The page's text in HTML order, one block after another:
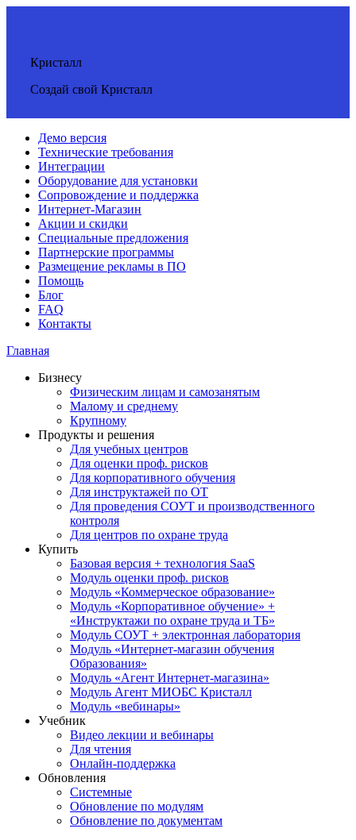
Кристалл
Создай свой Кристалл
Демо версия
Технические требования
Интеграции
Оборудование для установки
Сопровождение и поддержка
Интернет-Магазин
Акции и скидки
Специальные предложения
Партнерские программы
Размещение рекламы в ПО
Помощь
Блог
FAQ
Контакты
Главная
Бизнесу
Физическим лицам и самозанятым
Малому и среднему
Крупному
Продукты и решения
Для учебных центров
Для оценки проф. рисков
Для корпоративного обучения
Для инструктажей по ОТ
Для проведения СОУТ и производственного
контроля
Для центров по охране труда
Купить
Базовая версия + технология SaaS
Модуль оценки проф. рисков
Модуль «Коммерческое образование»
Модуль «Корпоративное обучение» +
«Инструктажи по охране труда и ТБ»
Модуль СОУТ + электронная лаборатория
Модуль «Интернет-магазин обучения
Образования»
Модуль «Агент Интернет-магазина»
Модуль Агент МИОБС Кристалл
Модуль «вебинары»
Учебник
Видео лекции и вебинары
Для чтения
Онлайн-поддержка
Обновления
Системные
Обновление по модулям
Обновление по документам